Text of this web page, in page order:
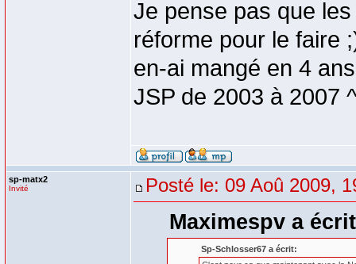
Je pense pas que
réforme pour le faire
en-ai mangé en 4
JSP de 2003 à 2007
sp-matx2
Invité Posté le: 09 Aoû 2009,
Maximespv a
Sp-Schlosser67 a écrit: